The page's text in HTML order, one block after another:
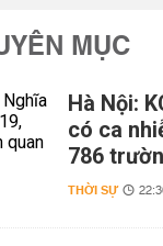
MỤC
Hà Nội:
có ca
786
THỜI SỰ